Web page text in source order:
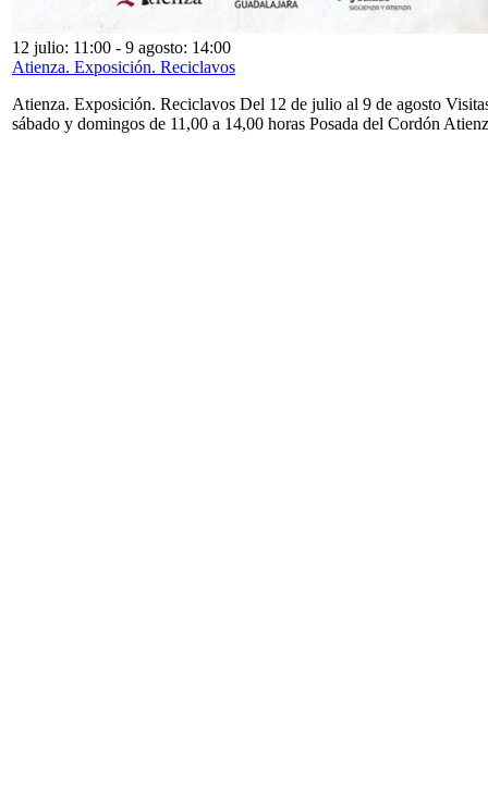
12 julio: 11:00 - 9 agosto: 14:00
Atienza. Exposición. Reciclavos
Atienza. Exposición. Reciclavos Del 12 de julio al 9 de agosto
sábado y domingos de 11,00 a 14,00 horas Posada del Cordón